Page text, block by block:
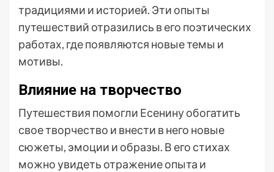
традициями и историей. Эти опыты
путешествий отразились в его поэтических
работах, где появляются новые темы и
мотивы.
Влияние на творчество
Путешествия помогли Есенину обогатить
свое творчество и внести в него новые
сюжеты, эмоции и образы. В его стихах
можно увидеть отражение опыта и